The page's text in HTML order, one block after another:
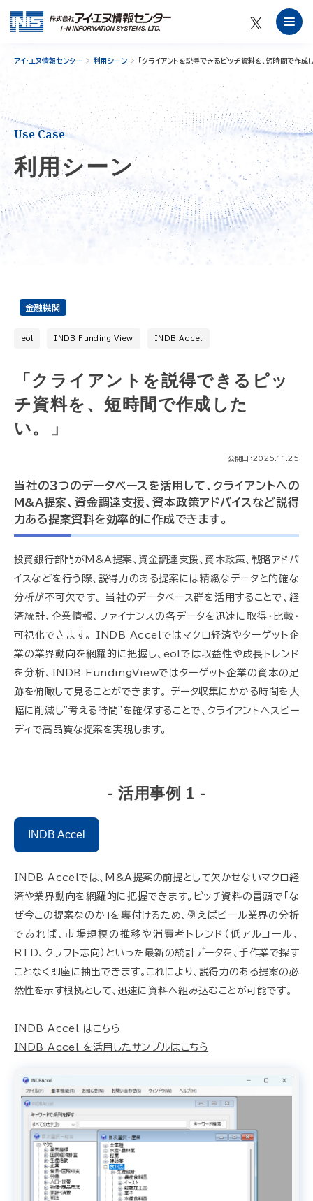
アイ・エヌ情報センター 利用シーン 「クライアントを説得できるピッチ資料を、短時間で作成し
Use Case
利用シーン
金融機関
eol INDB Funding View INDB Accel
「クライアントを説得できるピッ
チ資料を、短時間で作成した
い。」
公開日：2025.11.25
当社の３つのデータベースを活用して、クライアントへの
M&A提案、資金調達支援、資本政策アドバイスなど説得
力ある提案資料を効率的に作成できます。
投資銀行部門がM&A提案、資金調達支援、資本政策、戦略アドバ
イスなどを行う際、説得力のある提案には精緻なデータと的確な
分析が不可欠です。 当社のデータベース群を活用することで、経
済統計、企業情報、ファイナンスの各データを迅速に取得・比較・
可視化できます。 INDB Accelではマクロ経済やターゲット企
業の業界動向を網羅的に把握し、eolでは収益性や成長トレンド
を分析、INDB FundingViewではターゲット企業の資本の足
跡を俯瞰して見ることができます。 データ収集にかかる時間を大
幅に削減し"考える時間"を確保することで、クライアントへスピー
ディで高品質な提案を実現します。
- 活用事例 1 -
INDB Accel
INDB Accelでは、M&A提案の前提として欠かせないマクロ経
済や業界動向を網羅的に把握できます。ピッチ資料の冒頭で「な
ぜ今この提案なのか」を裏付けるため、例えばビール業界の分析
であれば、市場規模の推移や消費者トレンド（低アルコール、
RTD、クラフト志向）といった最新の統計データを、手作業で探す
ことなく即座に抽出できます。これにより、説得力のある提案の必
然性を示す根拠として、迅速に資料へ組み込むことが可能です。
INDB Accel はこちら
INDB Accel を活用したサンプルはこちら